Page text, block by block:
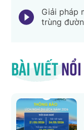
Giải pháp
trùng
Bài viết